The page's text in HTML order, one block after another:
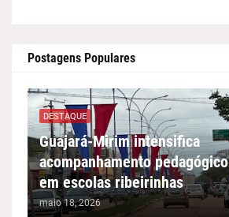
Postagens Populares
DESTAQUE
Guajará-Mirim intensifica
acompanhamento pedagógico
em escolas ribeirinhas
maio 18, 2026